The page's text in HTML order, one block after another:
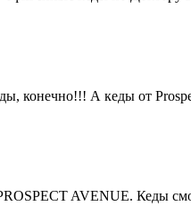
конечно!!! А кеды от
AVENUE. Кеды